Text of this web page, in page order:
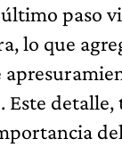
paso
lo que
Este detalle,